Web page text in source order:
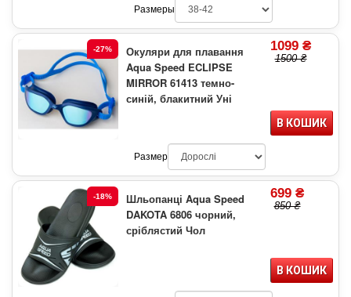
Размеры
-27%
Окуляри для плавання
Aqua Speed ECLIPSE
MIRROR 61413 темно-
синій, блакитний Уні
1099 ₴
1500 ₴
В КОШИК
Размер
-18%
Шльопанці Aqua Speed
DAKOTA 6806 чорний,
сріблястий Чол
699 ₴
850 ₴
В КОШИК